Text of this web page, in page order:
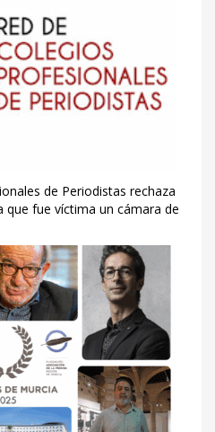
de Periodistas rechaza
que fue víctima un cámara de